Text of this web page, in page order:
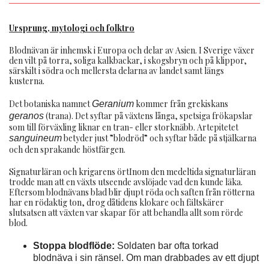
Ursprung, mytologi och folktro
Blodnävan är inhemsk i Europa och delar av Asien. I Sverige växer
den vilt på torra, soliga kalkbackar, i skogsbryn och på klippor,
särskilt i södra och mellersta delarna av landet samt längs
kusterna.
Det botaniska namnetGeranium kommer från grekiskans
geranos(trana). Det syftar på växtens långa, spetsiga frökapslar
som till förväxling liknar en tran- eller storknäbb. Artepitetet
sanguineumbetyder just ”blodröd” och syftar både på stjälkarna
och den sprakande höstfärgen.
Signaturläran och krigarens örtInom den medeltida signaturläran
trodde man att en växts utseende avslöjade vad den kunde läka.
Eftersom blodnävans blad blir djupt röda och saften från rötterna
har en rödaktig ton, drog dåtidens klokare och fältskärer
slutsatsen att växten var skapar för att behandla allt som rörde
blod.
Stoppa blodflöde: Soldaten bar ofta torkad
blodnäva i sin ränsel. Om man drabbades av ett djupt